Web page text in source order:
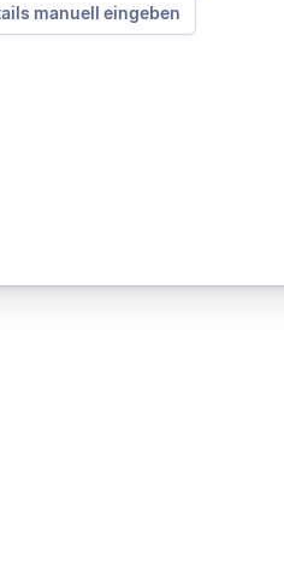
manuell eingeben